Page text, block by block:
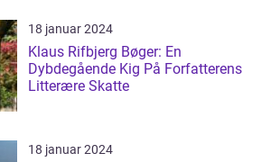
18 januar 2024
Klaus Rifbjerg Bøger: En
Dybdegående Kig På Forfatterens
Litterære Skatte
18 januar 2024